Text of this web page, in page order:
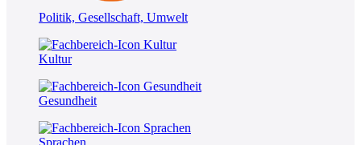
Politik, Gesellschaft, Umwelt
Kultur
Gesundheit
Sprachen